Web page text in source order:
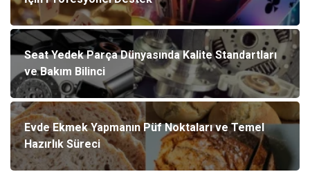
Seat Yedek Parça Dünyasında Kalite Standartları
ve Bakım Bilinci
Evde Ekmek Yapmanın Püf Noktaları ve Temel
Hazırlık Süreci